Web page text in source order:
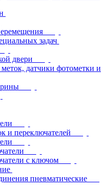
задач
двери
датчики фотометки и
и переключателей
с ключом
пневматические